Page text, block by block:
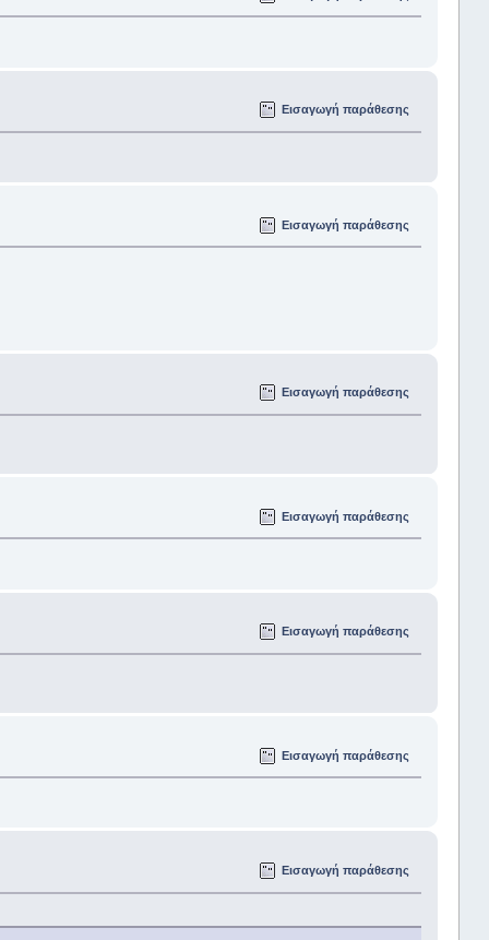
Εισαγωγή παράθεσης
Εισαγωγή παράθεσης
Εισαγωγή παράθεσης
Εισαγωγή παράθεσης
Εισαγωγή παράθεσης
Εισαγωγή παράθεσης
Εισαγωγή παράθεσης